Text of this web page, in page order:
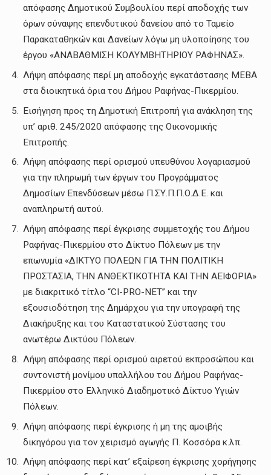
απόφασης Δημοτικού Συμβουλίου περί αποδοχής των
όρων σύναψης επενδυτικού δανείου από το Ταμείο
Παρακαταθηκών και Δανείων λόγω μη υλοποίησης του
έργου «ΑΝΑΒΑΘΜΙΣΗ ΚΟΛΥΜΒΗΤΗΡΙΟΥ ΡΑΦΗΝΑΣ».
Λήψη απόφασης περί μη αποδοχής εγκατάστασης ΜΕΒΑ
στα διοικητικά όρια του Δήμου Ραφήνας-Πικερμίου.
Εισήγηση προς τη Δημοτική Επιτροπή για ανάκληση της
υπ’ αριθ. 245/2020 απόφασης της Οικονομικής
Επιτροπής.
Λήψη απόφασης περί ορισμού υπευθύνου λογαριασμού
για την πληρωμή των έργων του Προγράμματος
Δημοσίων Επενδύσεων μέσω Π.ΣΥ.Π.Π.Ο.Δ.Ε. και
αναπληρωτή αυτού.
Λήψη απόφασης περί έγκρισης συμμετοχής του Δήμου
Ραφήνας-Πικερμίου στο Δίκτυο Πόλεων με την
επωνυμία «ΔΙΚΤΥΟ ΠΟΛΕΩΝ ΓΙΑ ΤΗΝ ΠΟΛΙΤΙΚΗ
ΠΡΟΣΤΑΣΙΑ, THN ΑΝΘΕΚΤΙΚΟΤΗΤΑ ΚΑΙ ΤΗΝ ΑΕΙΦΟΡΙΑ»
με διακριτικό τίτλο “CI-PRO-NET” και την
εξουσιοδότηση της Δημάρχου για την υπογραφή της
Διακήρυξης και του Καταστατικού Σύστασης του
ανωτέρω Δικτύου Πόλεων.
Λήψη απόφασης περί ορισμού αιρετού εκπροσώπου και
συντονιστή μονίμου υπαλλήλου του Δήμου Ραφήνας-
Πικερμίου στο Ελληνικό Διαδημοτικό Δίκτυο Υγιών
Πόλεων.
Λήψη απόφασης περί έγκρισης ή μη της αμοιβής
δικηγόρου για τον χειρισμό αγωγής Π. Κοσσόρα κ.λπ.
Λήψη απόφασης περί κατ’ εξαίρεση έγκρισης χορήγησης